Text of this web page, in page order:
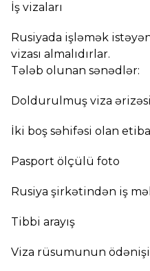
İş vizaları
Rusiyada işləmək
vizası almalıdırlar.
Tələb olunan sənədlər:
Doldurulmuş viza ərizəsi
İki boş səhifəsi olan
Pasport ölçülü foto
Rusiya şirkətindən iş
Tibbi arayış
Viza rüsumunun ödənişi